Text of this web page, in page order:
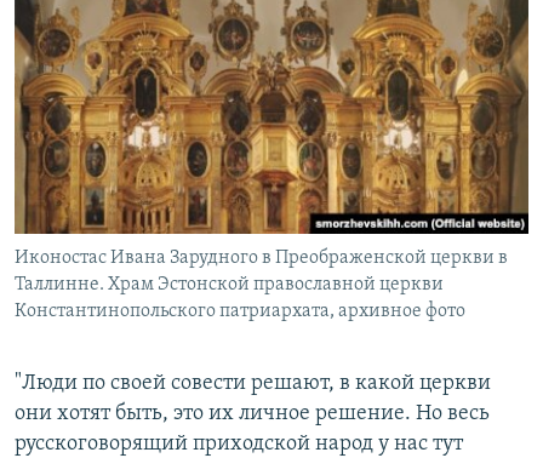
Иконостас Ивана Зарудного в Преображенской церкви в
Таллинне. Храм Эстонской православной церкви
Константинопольского патриархата, архивное фото
"Люди по своей совести решают, в какой церкви
они хотят быть, это их личное решение. Но весь
русскоговорящий приходской народ у нас тут